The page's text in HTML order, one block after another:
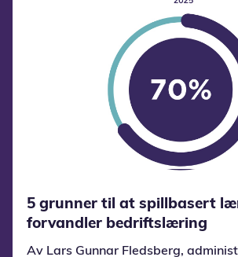
5 grunner til at spillbasert
forvandler bedriftslæring
Av Lars Gunnar Fledsberg,